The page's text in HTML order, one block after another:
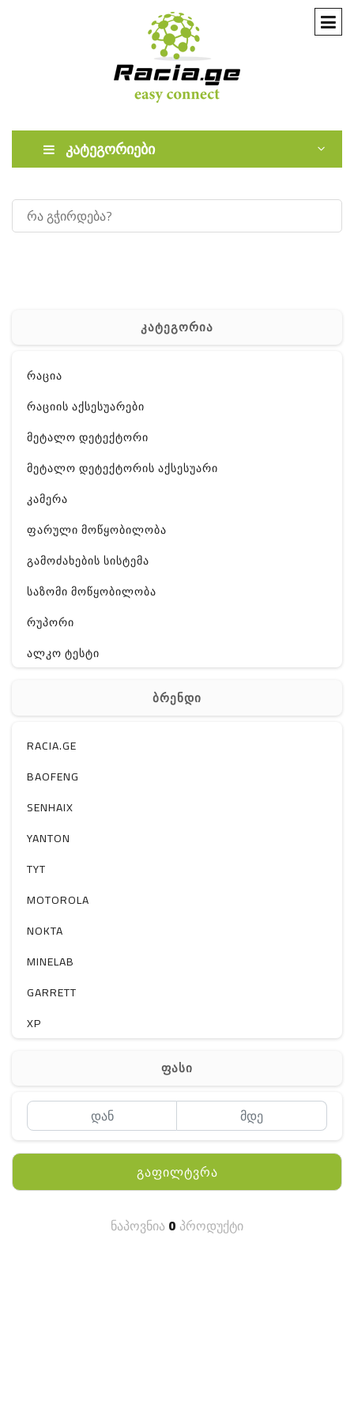
კატეგორიები
კატეგორია
რაცია
რაციის აქსესუარები
მეტალო დეტექტორი
მეტალო დეტექტორის აქსესუარი
კამერა
ფარული მოწყობილობა
გამოძახების სისტემა
საზომი მოწყობილობა
რუპორი
ალკო ტესტი
ელ. მოწყობილობები
მაგნიტი
სხვა
ბრენდი
RACIA.GE
BAOFENG
SENHAIX
YANTON
TYT
MOTOROLA
NOKTA
MINELAB
GARRETT
XP
QYT
ფასი
გაფილტვრა
ნაპოვნია0 პროდუქტი